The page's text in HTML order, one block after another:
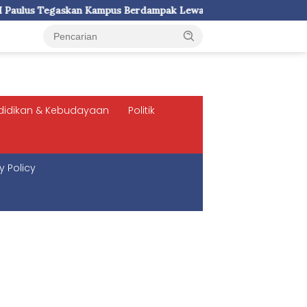
Lewat Pelayanan Kesehatan Gratis
& Kebudayaan Politik
Policy